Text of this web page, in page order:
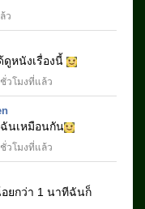
ว
หนังเรื่องนี้
ชั่วโมงที่แล้ว
นเหมือนกัน
ชั่วโมงที่แล้ว
ยกว่า 1 นาทีฉันก็